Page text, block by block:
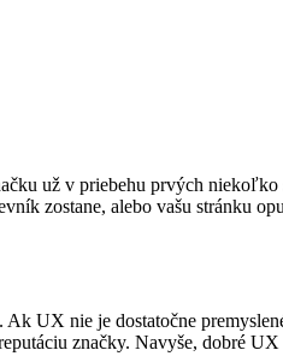
už v priebehu prvých
zostane, alebo vašu stránku
UX nie je dostatočne
značky. Navyše, dobré